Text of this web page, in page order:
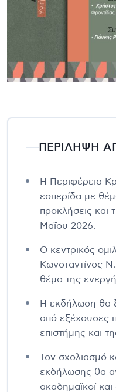
ΠΕΡΙΛΗΨΗ
Η Περιφέρεια
εσπερίδα με
προκλήσεις και
Μαΐου 2026.
Ο κεντρικός
Κωνσταντίνος
θέμα της
Η εκδήλωση θα
από εξέχουσες
επιστήμης και
Τον σχολιασμό
εκδήλωσης θα
ακαδημαϊκοί